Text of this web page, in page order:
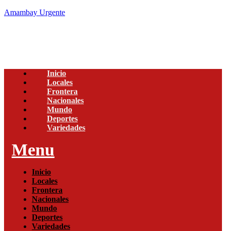
Amambay Urgente
Inicio
Locales
Frontera
Nacionales
Mundo
Deportes
Variedades
Menu
Inicio
Locales
Frontera
Nacionales
Mundo
Deportes
Variedades